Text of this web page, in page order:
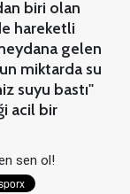
biri olan
hareketli
gelen
miktarda su
suyu bastı"
acil bir
sen ol!